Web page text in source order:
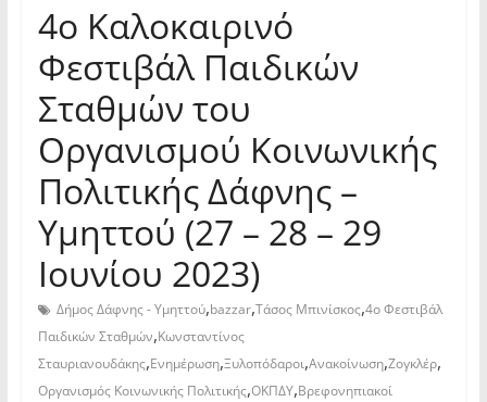
4ο Καλοκαιρινό
Φεστιβάλ Παιδικών
Σταθμών του
Οργανισμού Κοινωνικής
Πολιτικής Δάφνης –
Υμηττού (27 – 28 – 29
Ιουνίου 2023)
Δήμος Δάφνης - Υμηττού,bazzar,Τάσος Μπινίσκος,4ο Φεστιβάλ
Παιδικών Σταθμών,Κωνσταντίνος
Σταυριανουδάκης,Ενημέρωση,Ξυλοπόδαροι,Ανακοίνωση,Ζογκλέρ,
Οργανισμός Κοινωνικής Πολιτικής,ΟΚΠΔΥ,Βρεφονηπιακοί